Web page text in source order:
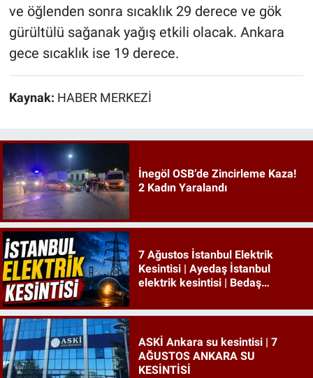
ve öğlenden sonra sıcaklık 29 derece ve gök
gürültülü sağanak yağış etkili olacak. Ankara
gece sıcaklık ise 19 derece.
Kaynak: HABER MERKEZİ
İnegöl OSB’de Zincirleme Kaza!
2 Kadın Yaralandı
7 Ağustos İstanbul Elektrik
Kesintisi | Ayedaş İstanbul
elektrik kesintisi | Bedaş
ASKİ Ankara su kesintisi | 7
AĞUSTOS ANKARA SU
KESİNTİSİ